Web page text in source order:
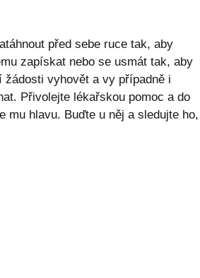
před sebe ruce tak, aby
zapískat nebo se usmát tak, aby
žádosti vyhovět a vy případně i
Přivolejte lékařskou pomoc a do
mu hlavu. Buďte u něj a sledujte ho,